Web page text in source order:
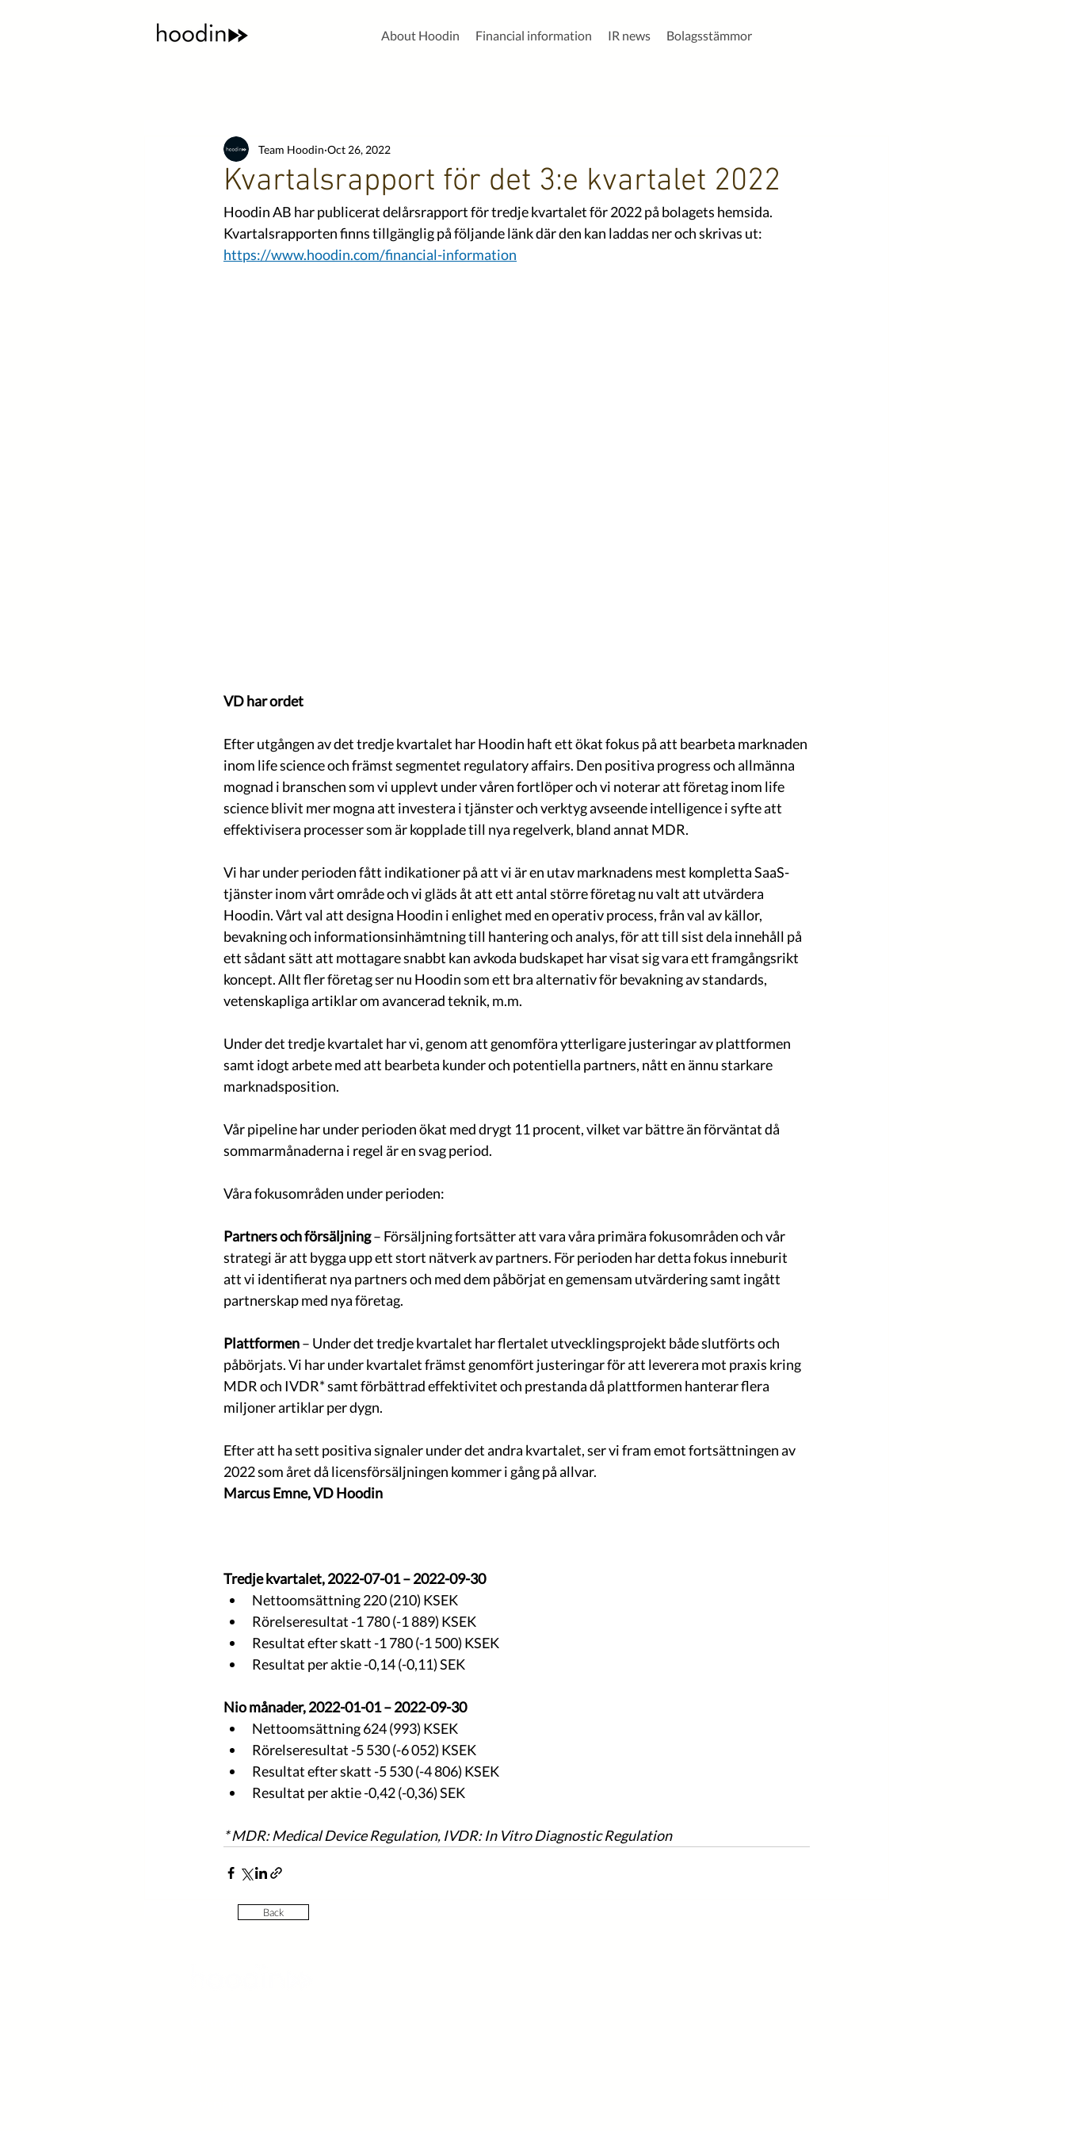
About Hoodin Financial information IR news Bolagsstämmor
Kvartalsrapport för det 3:e kvartalet 2022
Team Hoodin Oct 26, 2022
Hoodin AB har publicerat delårsrapport för tredje kvartalet för 2022 på bolagets hemsida.
Kvartalsrapporten finns tillgänglig på följande länk där den kan laddas ner och skrivas ut:
https://www.hoodin.com/financial-information
VD har ordet
Efter utgången av det tredje kvartalet har Hoodin haft ett ökat fokus på att bearbeta marknaden
inom life science och främst segmentet regulatory affairs. Den positiva progress och allmänna
mognad i branschen som vi upplevt under våren fortlöper och vi noterar att företag inom life
science blivit mer mogna att investera i tjänster och verktyg avseende intelligence i syfte att
effektivisera processer som är kopplade till nya regelverk, bland annat MDR.
Vi har under perioden fått indikationer på att vi är en utav marknadens mest kompletta SaaS-
tjänster inom vårt område och vi gläds åt att ett antal större företag nu valt att utvärdera
Hoodin. Vårt val att designa Hoodin i enlighet med en operativ process, från val av källor,
bevakning och informationsinhämtning till hantering och analys, för att till sist dela innehåll på
ett sådant sätt att mottagare snabbt kan avkoda budskapet har visat sig vara ett framgångsrikt
koncept. Allt fler företag ser nu Hoodin som ett bra alternativ för bevakning av standards,
vetenskapliga artiklar om avancerad teknik, m.m.
Under det tredje kvartalet har vi, genom att genomföra ytterligare justeringar av plattformen
samt idogt arbete med att bearbeta kunder och potentiella partners, nått en ännu starkare
marknadsposition.
Vår pipeline har under perioden ökat med drygt 11 procent, vilket var bättre än förväntat då
sommarmånaderna i regel är en svag period.
Våra fokusområden under perioden:
Partners och försäljning – Försäljning fortsätter att vara våra primära fokusområden och vår
strategi är att bygga upp ett stort nätverk av partners. För perioden har detta fokus inneburit
att vi identifierat nya partners och med dem påbörjat en gemensam utvärdering samt ingått
partnerskap med nya företag.
Plattformen – Under det tredje kvartalet har flertalet utvecklingsprojekt både slutförts och
påbörjats. Vi har under kvartalet främst genomfört justeringar för att leverera mot praxis kring
MDR och IVDR* samt förbättrad effektivitet och prestanda då plattformen hanterar flera
miljoner artiklar per dygn.
Efter att ha sett positiva signaler under det andra kvartalet, ser vi fram emot fortsättningen av
2022 som året då licensförsäljningen kommer i gång på allvar.
Marcus Emne, VD Hoodin
Tredje kvartalet, 2022-07-01 – 2022-09-30
Nettoomsättning 220 (210) KSEK
Rörelseresultat -1 780 (-1 889) KSEK
Resultat efter skatt -1 780 (-1 500) KSEK
Resultat per aktie -0,14 (-0,11) SEK
Nio månader, 2022-01-01 – 2022-09-30
Nettoomsättning 624 (993) KSEK
Rörelseresultat -5 530 (-6 052) KSEK
Resultat efter skatt -5 530 (-4 806) KSEK
Resultat per aktie -0,42 (-0,36) SEK
* MDR: Medical Device Regulation, IVDR: In Vitro Diagnostic Regulation
Back